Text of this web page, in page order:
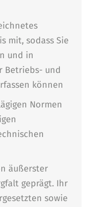
mit, sodass Sie
und in
Betriebs- und
können
Normen
äußerster
geprägt. Ihr
sowie